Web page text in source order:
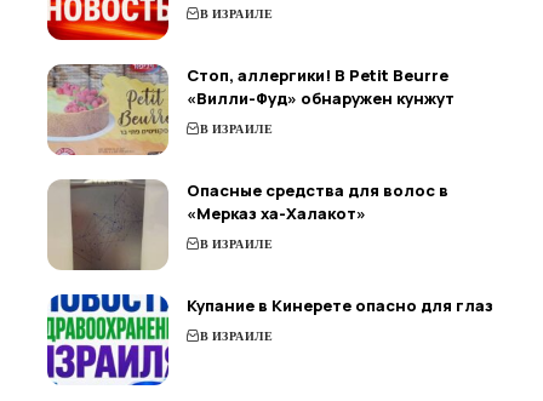
В ИЗРАИЛЕ
Стоп, аллергики! В Petit Beurre
«Вилли-Фуд» обнаружен кунжут
В ИЗРАИЛЕ
Опасные средства для волос в
«Мерказ ха-Халакот»
В ИЗРАИЛЕ
Купание в Кинерете опасно для глаз
В ИЗРАИЛЕ